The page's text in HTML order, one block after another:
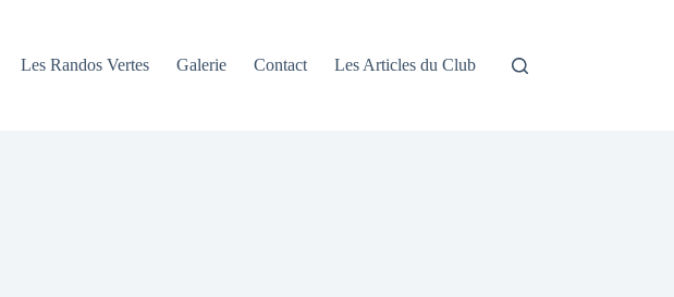
Les Randos Vertes Galerie Contact Les Articles du Club